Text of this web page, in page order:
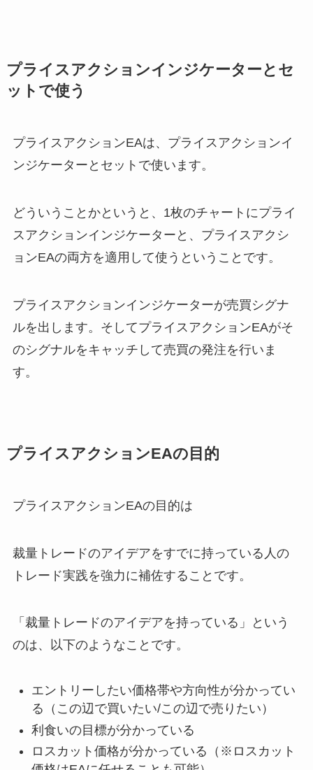
プライスアクションインジケーターとセ
ットで使う
プライスアクションEAは、プライスアクションイ
ンジケーターとセットで使います。
どういうことかというと、1枚のチャートにプライ
スアクションインジケーターと、プライスアクシ
ョンEAの両方を適用して使うということです。
プライスアクションインジケーターが売買シグナ
ルを出します。そしてプライスアクションEAがそ
のシグナルをキャッチして売買の発注を行いま
す。
プライスアクションEAの目的
プライスアクションEAの目的は
裁量トレードのアイデアをすでに持っている人の
トレード実践を強力に補佐することです。
「裁量トレードのアイデアを持っている」という
のは、以下のようなことです。
エントリーしたい価格帯や方向性が分かってい
る（この辺で買いたい/この辺で売りたい）
利食いの目標が分かっている
ロスカット価格が分かっている（※ロスカット